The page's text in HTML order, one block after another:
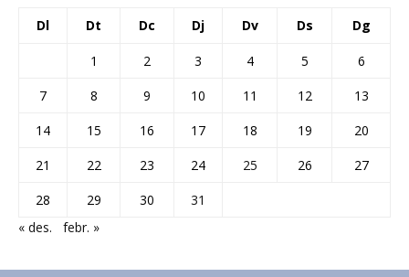
Dl Dt Dc Dj Dv Ds Dg
1 2 3 4 5
6
7
8 9 10 11 12
13
14
15 16 17 18 19
20
21
22 23 24 25 26
27
28
29 30
31
« des.
febr. »